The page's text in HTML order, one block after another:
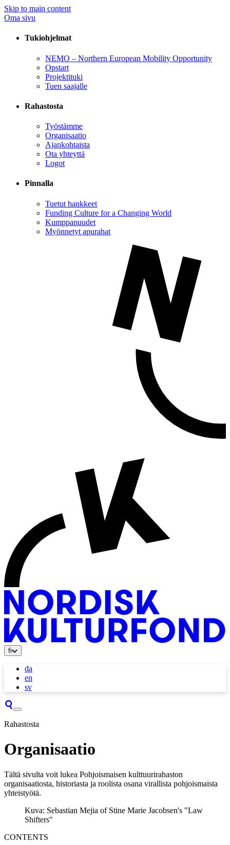
Skip to main content
Oma sivu
Tukiohjelmat
NEMO – Northern European Mobility Opportunity
Opstart
Projektituki
Tuen saajalle
Rahastosta
Työstämme
Organisaatio
Ajankohtaista
Ota yhteyttä
Logot
Pinnalla
Tuetut hankkeet
Funding Culture for a Changing World
Kumppanuudet
Myönnetyt apurahat
fi
da
en
sv
Rahastosta
Organisaatio
Tältä sivulta voit lukea Pohjoismaisen kulttuurirahaston
organisaatiosta, historiasta ja roolista osana virallista pohjoismaista
yhteistyötä.
Kuva: Sebastian Mejia of Stine Marie Jacobsen's "Law
Shifters"
CONTENTS